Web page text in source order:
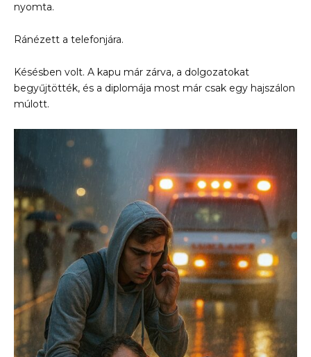
nyomta.
Ránézett a telefonjára.
Késésben volt. A kapu már zárva, a dolgozatokat
begyűjtötték, és a diplomája most már csak egy hajszálon
múlott.